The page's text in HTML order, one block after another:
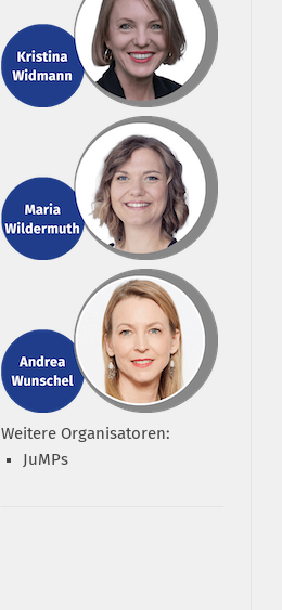
Weitere Organisatoren:
JuMPs